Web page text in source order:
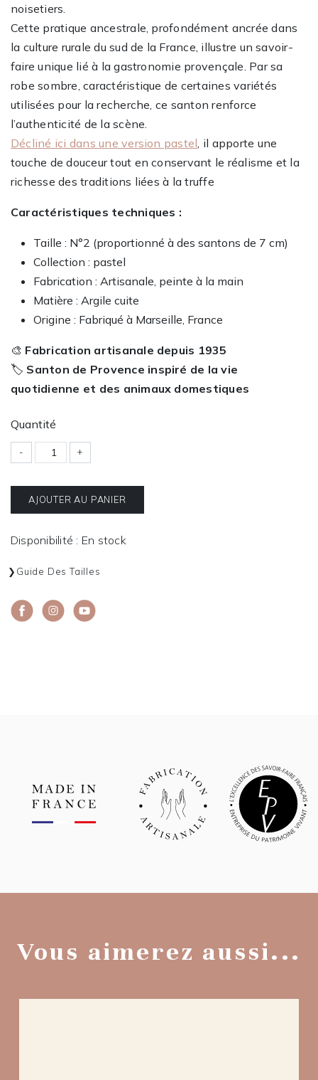
noisetiers.
Cette pratique ancestrale, profondément ancrée dans
la culture rurale du sud de la France, illustre un savoir-
faire unique lié à la gastronomie provençale. Par sa
robe sombre, caractéristique de certaines variétés
utilisées pour la recherche, ce santon renforce
l’authenticité de la scène.
Décliné ici dans une version pastel , il apporte une
touche de douceur tout en conservant le réalisme et la
richesse des traditions liées à la truffe
Caractéristiques techniques :
Taille : N°2 (proportionné à des santons de 7 cm)
Collection : pastel
Fabrication : Artisanale, peinte à la main
Matière : Argile cuite
Origine : Fabriqué à Marseille, France
🎨 Fabrication artisanale depuis 1935
🏷️ Santon de Provence inspiré de la vie
quotidienne et des animaux domestiques
Quantité
- +
AJOUTER AU PANIER
Disponibilité : En stock
Guide Des Tailles
Vous aimerez aussi...